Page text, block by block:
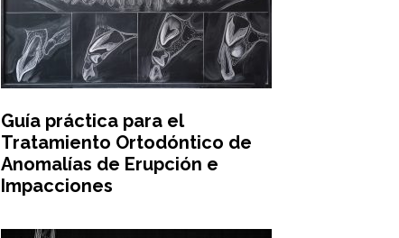
Guía práctica para el
Tratamiento Ortodóntico de
Anomalías de Erupción e
Impacciones